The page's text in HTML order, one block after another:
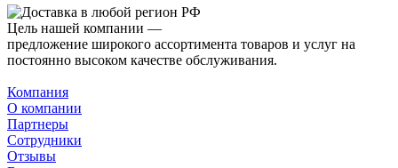
Цель нашей компании —
предложение широкого ассортимента товаров и услуг на
постоянно высоком качестве обслуживания.
Компания
О компании
Партнеры
Сотрудники
Отзывы